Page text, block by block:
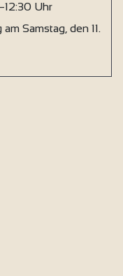
Uhr
Samstag, den 11.